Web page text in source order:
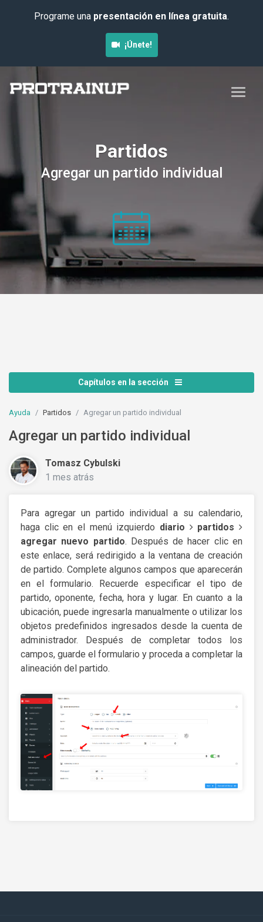
Programe una presentación en línea gratuita.
¡Únete!
Partidos
Agregar un partido individual
Capítulos en la sección
Ayuda Partidos Agregar un partido individual
Agregar un partido individual
Tomasz Cybulski
1 mes atrás
Para agregar un partido individual a su calendario,
haga clic en el menú izquierdo diario
partidos
agregar nuevo partido. Después de hacer clic en
este enlace, será redirigido a la ventana de creación
de partido. Complete algunos campos que aparecerán
en el formulario. Recuerde especificar el tipo de
partido, oponente, fecha, hora y lugar. En cuanto a la
ubicación, puede ingresarla manualmente o utilizar los
objetos predefinidos ingresados desde la cuenta de
administrador. Después de completar todos los
campos, guarde el formulario y proceda a completar la
alineación del partido.